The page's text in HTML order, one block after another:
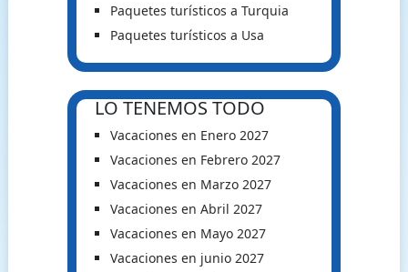
Paquetes turísticos a Turquia
Paquetes turísticos a Usa
LO TENEMOS TODO
Vacaciones en Enero 2027
Vacaciones en Febrero 2027
Vacaciones en Marzo 2027
Vacaciones en Abril 2027
Vacaciones en Mayo 2027
Vacaciones en junio 2027